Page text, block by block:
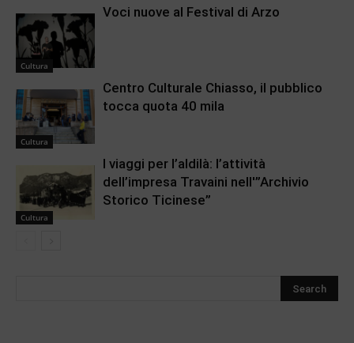
Cultura
Voci nuove al Festival di Arzo
Cultura
Centro Culturale Chiasso, il pubblico
tocca quota 40 mila
Cultura
I viaggi per l’aldilà: l’attività
dell’impresa Travaini nell'”Archivio
Storico Ticinese”